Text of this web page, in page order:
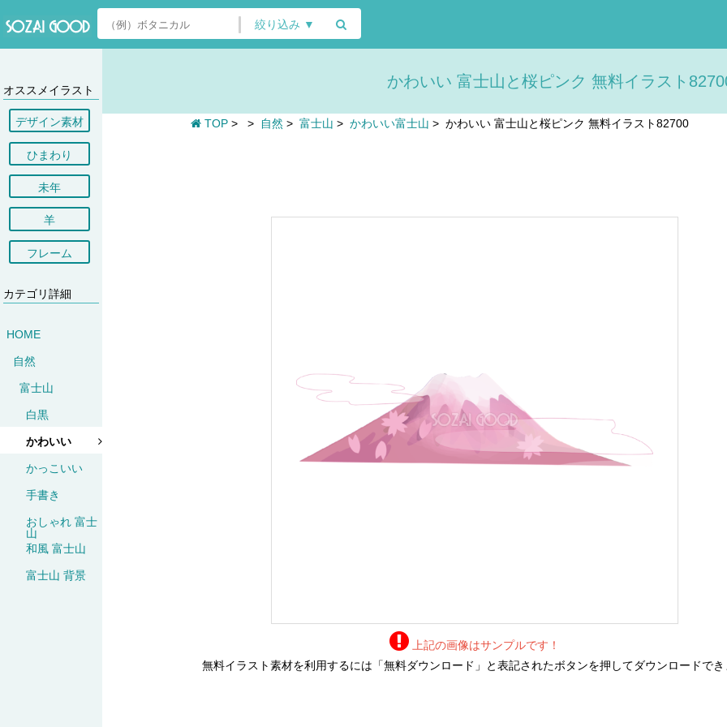
絞り込み ▼
オススメイラスト
デザイン素材
ひまわり
未年
羊
フレーム
カテゴリ詳細
HOME
自然
富士山
白黒
かわいい
かっこいい
手書き
おしゃれ 富士
山
和風 富士山
富士山 背景
かわいい 富士山と桜ピンク 無料イラスト
TOP > > 自然 > 富士山 > かわいい富士山 > かわいい 富士山と桜ピンク 無料イラスト82700
上記の画像はサンプルです！
無料イラスト素材を利用するには「無料ダウンロード」と表記されたボタンを押してダウンロードでき